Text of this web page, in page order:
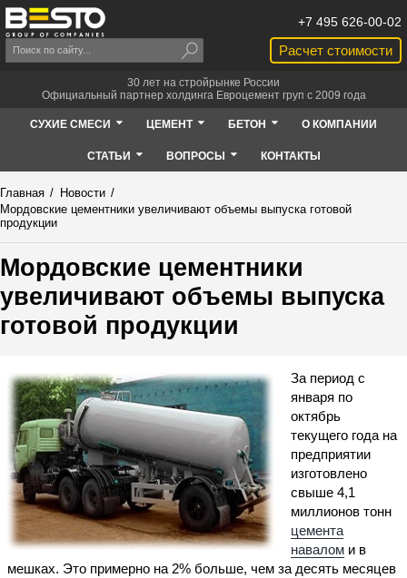
Расчет стоимости
+7 495 626-00-02
30 лет на стройрынке России
Официальный партнер холдинга Евроцемент груп с 2009 года
СУХИЕ СМЕСИ ЦЕМЕНТ БЕТОН О КОМПАНИИ
СТАТЬИ ВОПРОСЫ КОНТАКТЫ
Главная / Новости /
Мордовские цементники увеличивают объемы выпуска готовой
продукции
Мордовские цементники
увеличивают объемы выпуска
готовой продукции
За период с
января по
октябрь
текущего года на
предприятии
изготовлено
свыше 4,1
миллионов тонн
цемента
навалом и в
мешках. Это примерно на 2% больше, чем за десять месяцев